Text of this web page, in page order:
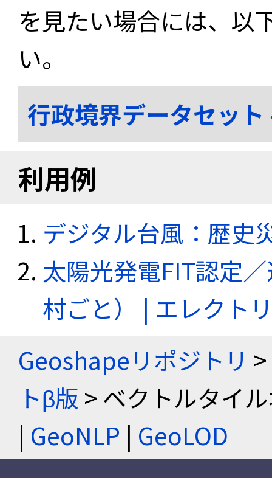
を見たい場合には、以
い。
行政境界データセッ
利用例
デジタル台風：歴史
太陽光発電FIT認定
村ごと） | エレクト
Geoshapeリポジトリ >
トβ版 > ベクトルタイ
| GeoNLP | GeoLOD